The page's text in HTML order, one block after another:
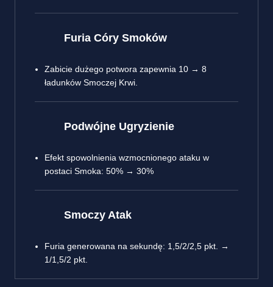
Furia Córy Smoków
Zabicie dużego potwora zapewnia 10 → 8
ładunków Smoczej Krwi.
Podwójne Ugryzienie
Efekt spowolnienia wzmocnionego ataku w
postaci Smoka: 50% → 30%
Smoczy Atak
Furia generowana na sekundę: 1,5/2/2,5 pkt. →
1/1,5/2 pkt.